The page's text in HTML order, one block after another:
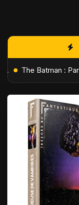
L'Âge de Glace : Le Réveil du Volcan – Manny, Sid et Diego de retour pour une aventure explosive